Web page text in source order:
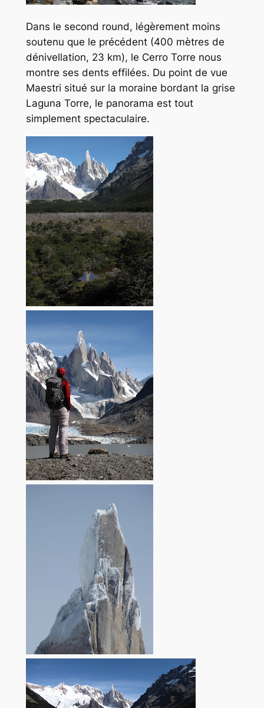
Dans le second round, légèrement moins
soutenu que le précédent (400 mètres de
dénivellation, 23 km), le Cerro Torre nous
montre ses dents effilées. Du point de vue
Maestri situé sur la moraine bordant la grise
Laguna Torre, le panorama est tout
simplement spectaculaire.